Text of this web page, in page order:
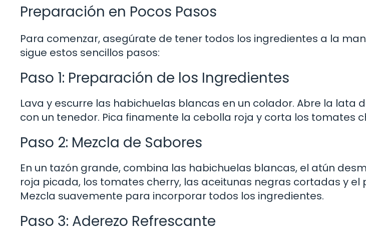
Preparación en Pocos Pasos
Para comenzar, asegúrate de tener todos los ingredientes a la
sigue estos sencillos pasos:
Paso 1: Preparación de los Ingredientes
Lava y escurre las habichuelas blancas en un colador. Abre la lata
con un tenedor. Pica finamente la cebolla roja y corta los tomates
Paso 2: Mezcla de Sabores
En un tazón grande, combina las habichuelas blancas, el atún
roja picada, los tomates cherry, las aceitunas negras cortadas y el
Mezcla suavemente para incorporar todos los ingredientes.
Paso 3: Aderezo Refrescante